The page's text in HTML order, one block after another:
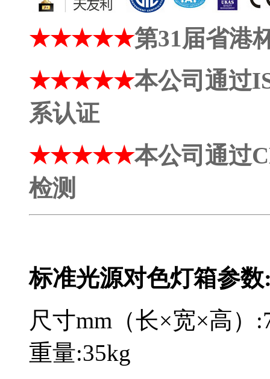
★★★★★第31届省港
★★★★★本公司通过
系认证
★★★★★本公司通过
检测
标准光源对色灯箱参数
尺寸mm（长×宽×高）
重量:35kg